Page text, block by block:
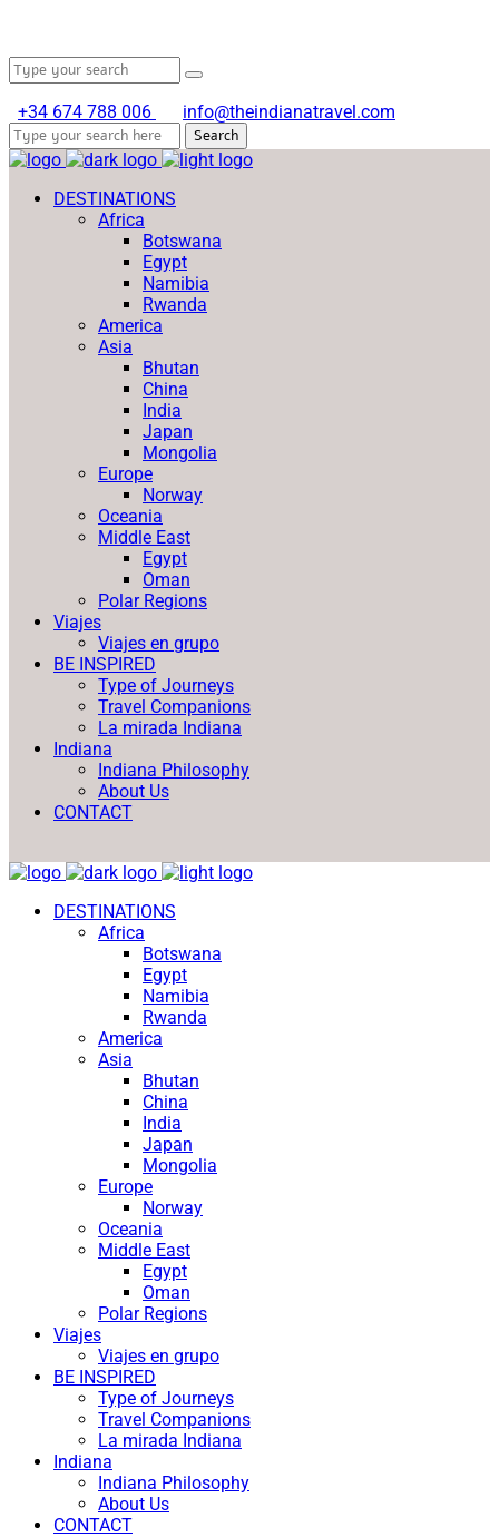
Search
for:
+34 674 788 006
info@theindianatravel.com
Search
DESTINATIONS
Africa
Botswana
Egypt
Namibia
Rwanda
America
Asia
Bhutan
China
India
Japan
Mongolia
Europe
Norway
Oceania
Middle East
Egypt
Oman
Polar Regions
Viajes
Viajes en grupo
BE INSPIRED
Type of Journeys
Travel Companions
La mirada Indiana
Indiana
Indiana Philosophy
About Us
CONTACT
DESTINATIONS
Africa
Botswana
Egypt
Namibia
Rwanda
America
Asia
Bhutan
China
India
Japan
Mongolia
Europe
Norway
Oceania
Middle East
Egypt
Oman
Polar Regions
Viajes
Viajes en grupo
BE INSPIRED
Type of Journeys
Travel Companions
La mirada Indiana
Indiana
Indiana Philosophy
About Us
CONTACT